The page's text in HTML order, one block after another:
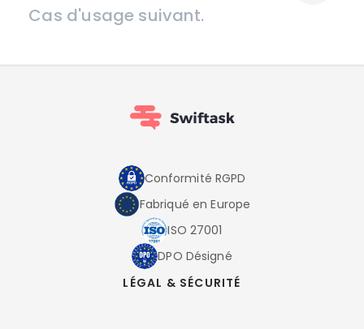
Cas d'usage suivant.
Conformité RGPD
Fabriqué en Europe
ISO 27001
DPO Désigné
LÉGAL & SÉCURITÉ